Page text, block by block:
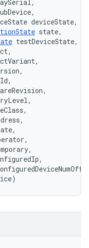
deviceState,
state,
testDeviceState,